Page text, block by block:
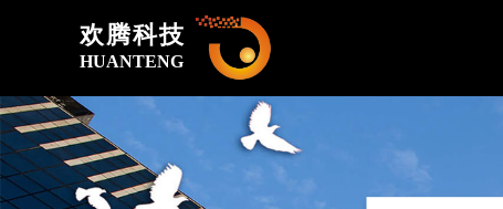
欢腾科技
HUANTENG